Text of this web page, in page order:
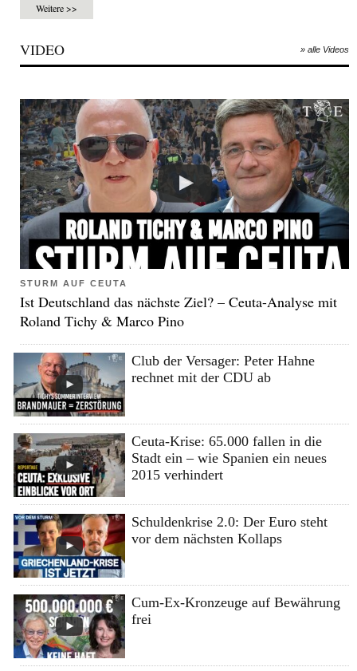
Weitere >>
VIDEO » alle Videos
STURM AUF CEUTA
Ist Deutschland das nächste Ziel? – Ceuta-Analyse mit
Roland Tichy & Marco Pino
Club der Versager: Peter Hahne
rechnet mit der CDU ab
Ceuta-Krise: 65.000 fallen in die
Stadt ein – wie Spanien ein neues
2015 verhindert
Schuldenkrise 2.0: Der Euro steht
vor dem nächsten Kollaps
Cum-Ex-Kronzeuge auf Bewährung
frei